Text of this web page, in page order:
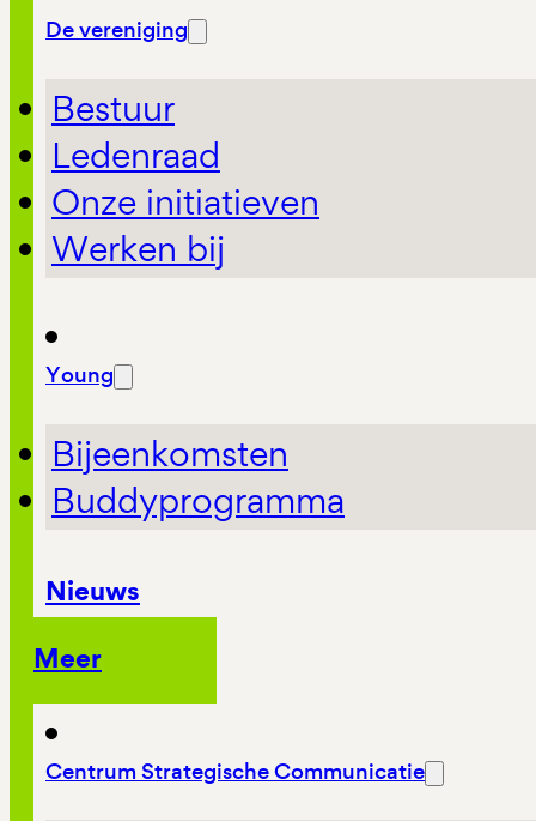
De vereniging
Bestuur
Ledenraad
Onze initiatieven
Werken bij
Young
Bijeenkomsten
Buddyprogramma
Nieuws
Meer
Centrum Strategische Communicatie